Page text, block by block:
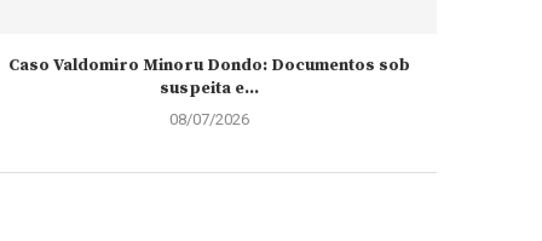
Caso Valdomiro Minoru Dondo: Documentos sob
suspeita e...
08/07/2026